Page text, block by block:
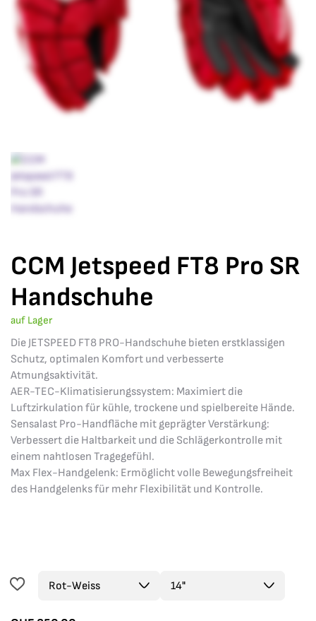
CCM Jetspeed FT8 Pro SR
Handschuhe
auf Lager
Die JETSPEED FT8 PRO-Handschuhe bieten erstklassigen
Schutz, optimalen Komfort und verbesserte
Atmungsaktivität.
AER-TEC-Klimatisierungssystem: Maximiert die
Luftzirkulation für kühle, trockene und spielbereite Hände.
Sensalast Pro-Handfläche mit geprägter Verstärkung:
Verbessert die Haltbarkeit und die Schlägerkontrolle mit
einem nahtlosen Tragegefühl.
Max Flex-Handgelenk: Ermöglicht volle Bewegungsfreiheit
des Handgelenks für mehr Flexibilität und Kontrolle.